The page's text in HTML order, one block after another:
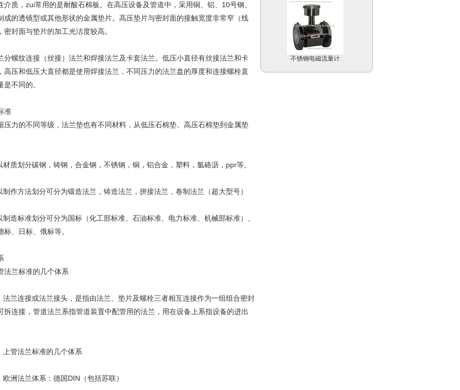
介质，zui常用的是耐酸石棉板。在高压设备及管道中，采用铜、铝、10号钢、
成的透镜型或其他形状的金属垫片。高压垫片与密封面的接触宽度非常窄（线
密封面与垫片的加工光洁度较高。
纹连接（丝接）法兰和焊接法兰及卡套法兰。低压小直径有丝接法兰和卡
高压和低压大直径都是使用焊接法兰，不同压力的法兰盘的厚度和连接螺栓直
是不同的。
准
的不同等级，法兰垫也有不同材料，从低压石棉垫、高压石棉垫到金属垫
划分碳钢，铸钢，合金钢，不锈钢，铜，铝合金，塑料，氩硌沥，ppr等。
方法划分可分为锻造法兰，铸造法兰，拼接法兰，卷制法兰（超大型号）
标准划分可分为国标（化工部标准、石油标准、电力标准、机械部标准）、
标、日标、俄标等。
标准的几个体系
连接或法兰接头，是指由法兰、垫片及螺栓三者相互连接作为一组组合密封
拆连接，管道法兰系指管道装置中配管用的法兰，用在设备上系指设备的进出
法兰标准的几个体系
法兰体系：德国DIN（包括苏联）
不锈钢电磁流量计